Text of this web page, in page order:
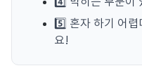
5️⃣ 혼자 하기 어렵
요!